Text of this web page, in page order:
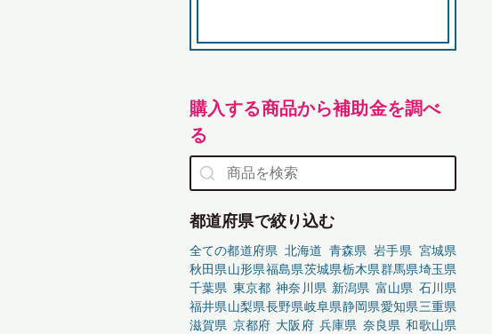
購入する商品から補助金を調べ
る
都道府県で絞り込む
全ての都道府県 北海道 青森県 岩手県 宮城県
秋田県山形県福島県茨城県栃木県群馬県埼玉県
千葉県 東京都 神奈川県 新潟県 富山県 石川県
福井県山梨県長野県岐阜県静岡県愛知県三重県
滋賀県 京都府 大阪府 兵庫県 奈良県 和歌山県